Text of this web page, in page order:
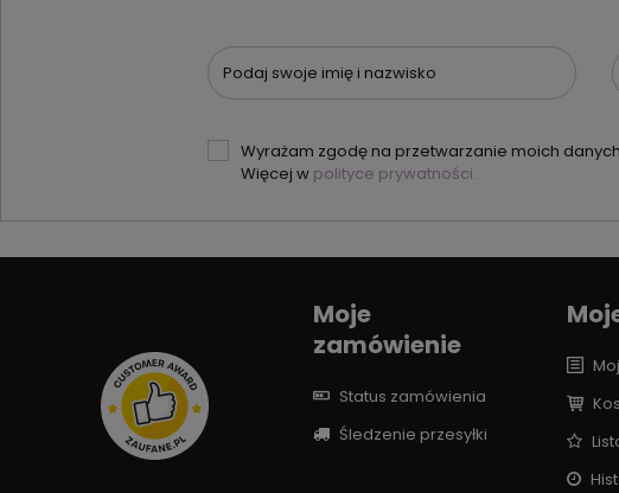
Podaj swoje imię i nazwisko
Wyrażam zgodę na przetwarzanie moich
Więcej w polityce prywatności.
Moje
zamówienie
Status zamówienia
Śledzenie przesyłki